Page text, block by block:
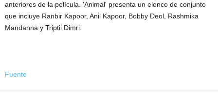
anteriores de la película. 'Animal' presenta un elenco de conjunto
que incluye Ranbir Kapoor, Anil Kapoor, Bobby Deol, Rashmika
Mandanna y Triptii Dimri.
Fuente